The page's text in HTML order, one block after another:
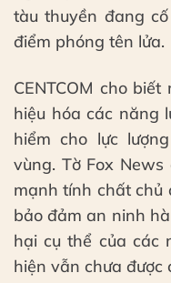
tàu thuyền đang
điểm phóng tên lửa.
CENTCOM cho
hiệu hóa các năng
hiểm cho lực
vùng. Tờ Fox
mạnh tính chất chủ
bảo đảm an ninh
hại cụ thể của các
hiện vẫn chưa được